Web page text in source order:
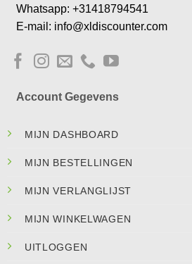
Whatsapp: +31418794541
E-mail: info@xldiscounter.com
Account Gegevens
MIJN DASHBOARD
MIJN BESTELLINGEN
MIJN VERLANGLIJST
MIJN WINKELWAGEN
UITLOGGEN